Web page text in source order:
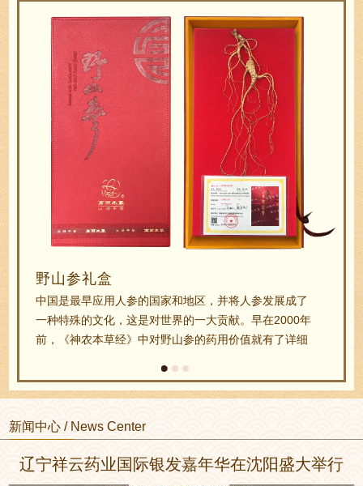
发展成了
在2000年
了详细
在《本
一切虚
，记载
。 《野山
准将自然
参。
即食阿胶是根据唐代宫廷秘方“贵妃美容膏”组方所
1920 年由东阿润惠堂第六代掌柜任国兴研制发明，
成现代固体形态、 方便携带和食用的“即食阿胶”（
糕）。任国兴随之首创凝胶 成糕法，将黑芝麻、核
仁、桂圆肉、绍酒、冰糖等… …
新闻中心 / News Center
辽宁祥云药业国际银发嘉年华在沈阳盛大举行